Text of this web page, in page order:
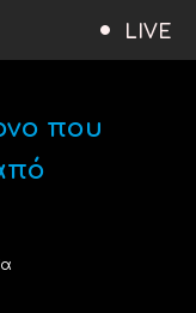
LIVE
που